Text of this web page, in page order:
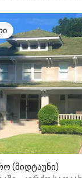
(მიდტაუნი)